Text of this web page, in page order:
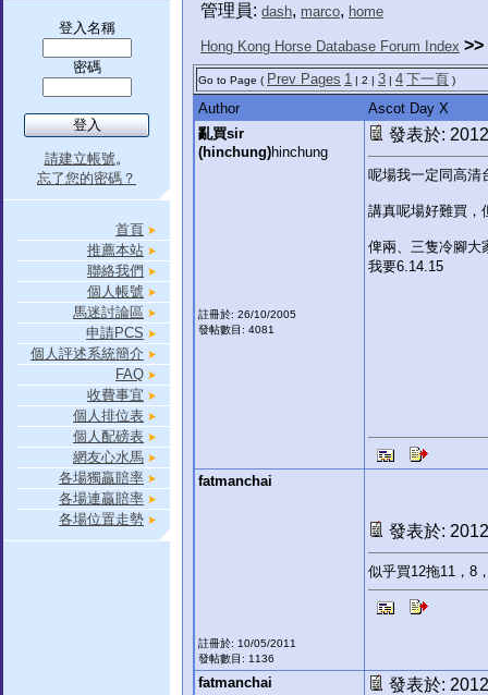
登入名稱
密碼
請建立帳號。
忘了您的密碼？
首頁
推薦本站
聯絡我們
個人帳號
馬迷討論區
申請PCS
個人評述系統簡介
FAQ
收費事宜
個人排位表
個人配磅表
網友心水馬
各場獨贏賠率
各場連贏賠率
各場位置走勢
管理員: dash, marco, home
Hong Kong Horse Database Forum Index >>
Go to Page ( Prev Pages 1 | 2 | 3 | 4 下一頁 )
Author
Ascot Day X
亂買sir
(hinchung)hinchung
註冊於: 26/10/2005
發帖數目: 4081
發表於:
呢場我一定同高清
講真呢場好難買，
俾兩、三隻冷腳大
我要6.14.15
fatmanchai
註冊於: 10/05/2011
發帖數目: 1136
發表於:
似乎買12拖11，8
fatmanchai 發表於: